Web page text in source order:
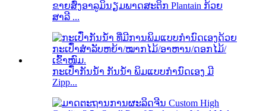
ຂາຍສົ່ງອາລູມິນຽມພາດສະຕິກ Plantain ກ້ວຍ
ສາລີ ...
ກະເປົ໋າກັນນ້ຳ ກັນນໍ້າ ພິມແບບກຳນົດເອງ ມີ
Zipp...